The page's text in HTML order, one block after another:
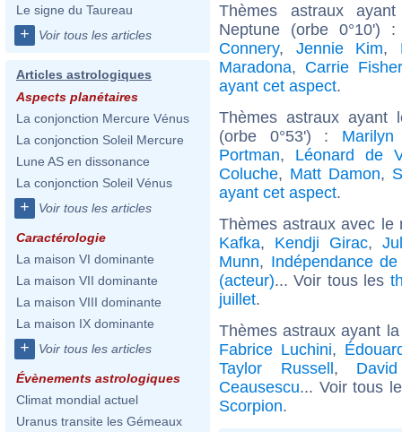
Le signe du Taureau
+ Voir tous les articles
Articles astrologiques
Aspects planétaires
La conjonction Mercure Vénus
La conjonction Soleil Mercure
Lune AS en dissonance
La conjonction Soleil Vénus
+ Voir tous les articles
Caractérologie
La maison VI dominante
La maison VII dominante
La maison VIII dominante
La maison IX dominante
+ Voir tous les articles
Évènements astrologiques
Climat mondial actuel
Uranus transite les Gémeaux
Thèmes astraux
Neptune (orbe 0°10')
Connery, Jennie Kim,
Maradona, Carrie Fisher
ayant cet aspect.
Thèmes astraux ayant
(orbe 0°53') :
Portman, Léonard de
Coluche, Matt Damon,
ayant cet aspect.
Thèmes astraux avec
Kafka, Kendji Girac,
Munn, Indépendance
(acteur)... Voir tous les
juillet.
Thèmes astraux ayant
Fabrice Luchini,
Taylor Russell,
Ceausescu... Voir tous
Scorpion.